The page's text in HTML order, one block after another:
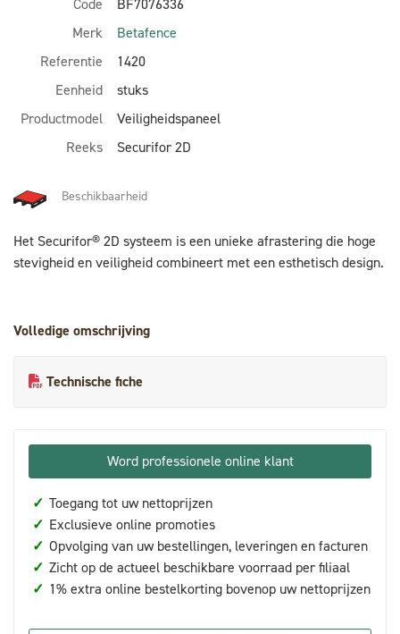
Code
BF7076336
Merk
Betafence
Referentie
1420
Eenheid
stuks
Productmodel
Veiligheidspaneel
Reeks
Securifor 2D
Beschikbaarheid
Het Securifor® 2D systeem is een unieke afrastering die hoge
stevigheid en veiligheid combineert met een esthetisch design.
Volledige omschrijving
Technische fiche
Word professionele online klant
✓ Toegang tot uw nettoprijzen
✓ Exclusieve online promoties
✓ Opvolging van uw bestellingen, leveringen en facturen
✓ Zicht op de actueel beschikbare voorraad per filiaal
✓ 1% extra online bestelkorting bovenop uw nettoprijzen